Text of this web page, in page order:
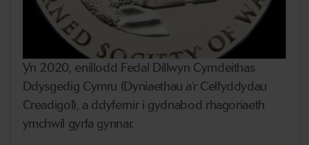
Yn 2020, enillodd Fedal Dillwyn Cymdeithas
Ddysgedig Cymru (Dyniaethau a’r Celfyddydau
Creadigol), a ddyfernir i gydnabod rhagoriaeth
ymchwil gyrfa gynnar.